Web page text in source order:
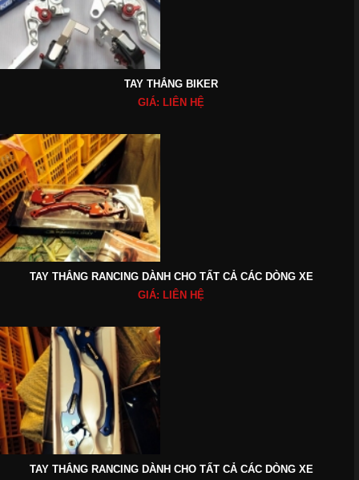
TAY THẮNG BIKER
GIÁ: LIÊN HỆ
TAY THẮNG RANCING DÀNH CHO TẤT CẢ CÁC DÒNG XE
GIÁ: LIÊN HỆ
TAY THẮNG RANCING DÀNH CHO TẤT CẢ CÁC DÒNG XE